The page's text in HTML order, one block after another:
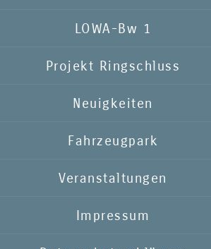
LOWA-Bw 1
Projekt Ringschluss
Neuigkeiten
Fahrzeugpark
Veranstaltungen
Impressum